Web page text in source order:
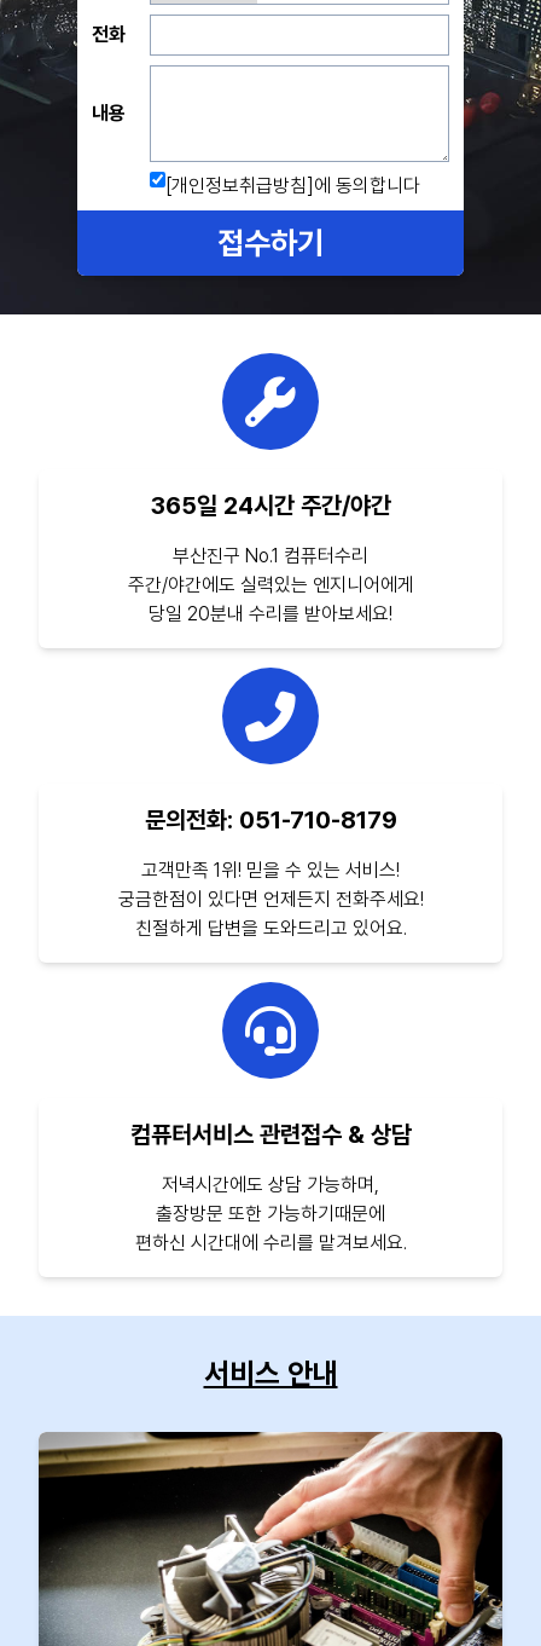
전화
내용
[개인정보취급방침] 에 동의합니다
접수하기
365일 24시간 주간/야간
부산진구 No.1 컴퓨터수리
주간/야간에도 실력있는 엔지니어에게
당일 20분내 수리를 받아보세요!
문의전화: 051-710-8179
고객만족 1위! 믿을 수 있는 서비스!
궁금한점이 있다면 언제든지 전화주세요!
친절하게 답변을 도와드리고 있어요.
컴퓨터서비스 관련접수 & 상담
저녁시간에도 상담 가능하며,
출장방문 또한 가능하기때문에
편하신 시간대에 수리를 맡겨보세요.
서비스 안내